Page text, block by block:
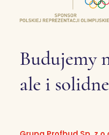
Budujemy
ale i